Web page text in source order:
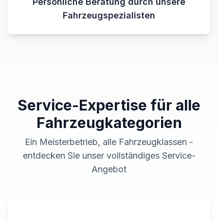
Fahrzeugspezialisten
Service-Expertise für alle
Fahrzeugkategorien
Ein Meisterbetrieb, alle Fahrzeugklassen -
entdecken Sie unser vollständiges Service-
Angebot